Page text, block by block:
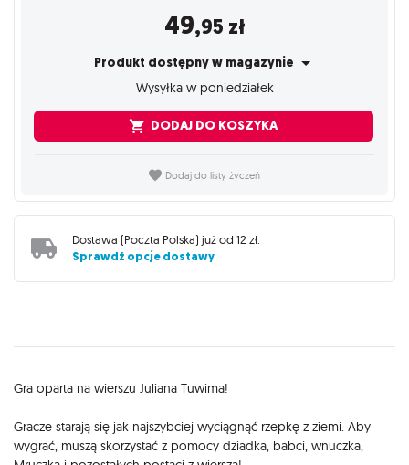
49,95 zł
Produkt dostępny w magazynie
Wysyłka w poniedziałek
DODAJ DO KOSZYKA
Dodaj do listy życzeń
Dostawa (Poczta Polska) już od 12 zł.
Sprawdź opcje dostawy
Opis
Gra oparta na wierszu Juliana Tuwima!
Gracze starają się jak najszybciej wyciągnąć rzepkę z ziemi. Aby
wygrać, muszą skorzystać z pomocy dziadka, babci, wnuczka,